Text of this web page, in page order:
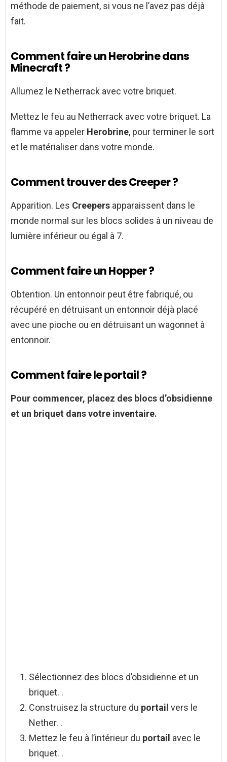
méthode de paiement, si vous ne l’avez pas déjà
fait.
Comment faire un Herobrine dans
Minecraft ?
Allumez le Netherrack avec votre briquet.
Mettez le feu au Netherrack avec votre briquet. La
flamme va appeler Herobrine, pour terminer le sort
et le matérialiser dans votre monde.
Comment trouver des Creeper ?
Apparition. Les Creepers apparaissent dans le
monde normal sur les blocs solides à un niveau de
lumière inférieur ou égal à 7.
Comment faire un Hopper ?
Obtention. Un entonnoir peut être fabriqué, ou
récupéré en détruisant un entonnoir déjà placé
avec une pioche ou en détruisant un wagonnet à
entonnoir.
Comment faire le portail ?
Pour commencer, placez des blocs d’obsidienne
et un briquet dans votre inventaire.
Sélectionnez des blocs d’obsidienne et un
briquet. .
Construisez la structure du portail vers le
Nether. .
Mettez le feu à l’intérieur du portail avec le
briquet. .